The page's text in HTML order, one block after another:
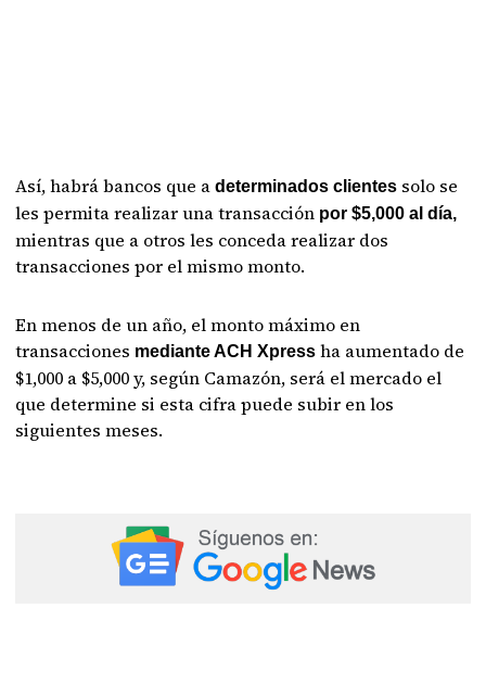
Así, habrá bancos que a determinados clientes solo se
les permita realizar una transacción por $5,000 al día,
mientras que a otros les conceda realizar dos
transacciones por el mismo monto.
En menos de un año, el monto máximo en
transacciones mediante ACH Xpress ha aumentado de
$1,000 a $5,000 y, según Camazón, será el mercado el
que determine si esta cifra puede subir en los
siguientes meses.